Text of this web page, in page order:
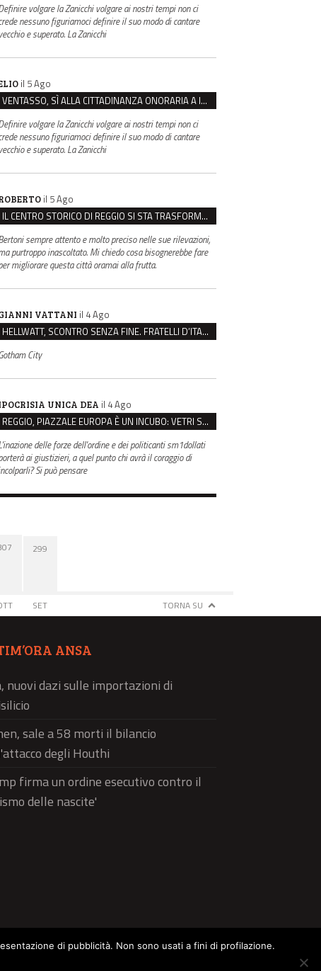
volgare la Zanicchi volgare ai nostri tempi non ci
nessuno figuriamoci definire il suo modo di cantare
e superato. La Zanicchi
il 5 Ago
VENTASSO, SÌ ALLA CITTADINANZA ONORARIA A IVA ZANICCHI. MA BARGIACCHI: “È DI PESSIMO GUSTO”
volgare la Zanicchi volgare ai nostri tempi non ci
nessuno figuriamoci definire il suo modo di cantare
e superato. La Zanicchi
il 5 Ago
IL CENTRO STORICO DI REGGIO SI STA TRASFORMANDO, E NON IN MEGLIO
sempre attento e molto preciso nelle sue rilevazioni,
purtroppo inascoltato. Mi chiedo cosa bisognerebbe fare
migliorare questa città oramai alla frutta.
VATTANI il 4 Ago
HELLWATT, SCONTRO SENZA FINE. FRATELLI D’ITALIA: “MILANI PORTA DOCUMENTI, DE FRANCO INSULTI”
City
UNICA DEA il 4 Ago
REGGIO, PIAZZALE EUROPA È UN INCUBO: VETRI SPACCATI E FURTI SULLE AUTO IN SOSTA
delle forze dell'ordine e dei politicanti sm1dollati
ai giustizieri, a quel punto chi avrà il coraggio di
Si può pensare
299
SET TORNA SU
ANSA
nuovi dazi sulle importazioni di
sale a 58 morti il bilancio
degli Houthi
firma un ordine esecutivo contro il
delle nascite'
di pubblicità. Non sono usati a fini di profilazione.